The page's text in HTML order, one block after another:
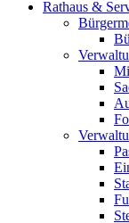
Rathaus &